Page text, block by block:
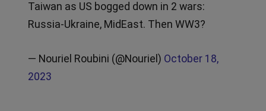
Taiwan as US bogged down in 2 wars:
Russia-Ukraine, MidEast. Then WW3?
— Nouriel Roubini (@Nouriel) October 18,
2023